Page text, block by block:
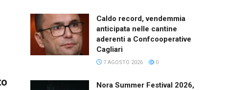
Caldo record, vendemmia
anticipata nelle cantine
aderenti a Confcooperative
Cagliari
7 AGOSTO 2026 0
Nora Summer Festival 2026,